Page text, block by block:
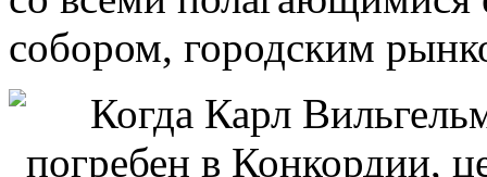
собором, городским